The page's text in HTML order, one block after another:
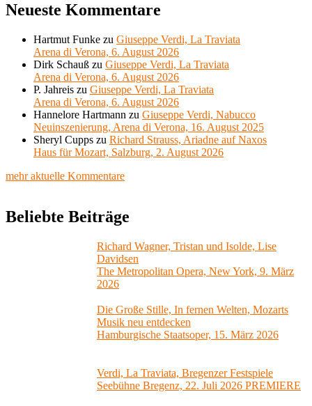
Neueste Kommentare
Hartmut Funke zu Giuseppe Verdi, La Traviata
Arena di Verona, 6. August 2026
Dirk Schauß zu Giuseppe Verdi, La Traviata
Arena di Verona, 6. August 2026
P. Jahreis zu Giuseppe Verdi, La Traviata
Arena di Verona, 6. August 2026
Hannelore Hartmann zu Giuseppe Verdi, Nabucco
Neuinszenierung, Arena di Verona, 16. August 2025
Sheryl Cupps zu Richard Strauss, Ariadne auf Naxos
Haus für Mozart, Salzburg, 2. August 2026
mehr aktuelle Kommentare
Beliebte Beiträge
Richard Wagner, Tristan und Isolde, Lise
Davidsen
The Metropolitan Opera, New York, 9. März
2026
Die Große Stille, In fernen Welten, Mozarts
Musik neu entdecken
Hamburgische Staatsoper, 15. März 2026
Verdi, La Traviata, Bregenzer Festspiele
Seebühne Bregenz, 22. Juli 2026 PREMIERE